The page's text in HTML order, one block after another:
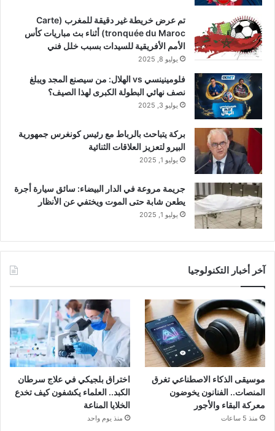
تم عرض خريطة غير دقيقة للمغرب (Carte
tronquée du Maroc) أثناء بث مباريات كأس
الأمم الأفريقية للسيدات بسبب خلل فني
يوليو 8, 2025
فلومينينسي vs الهلال: من سيصنع المجد ويبلغ
نصف نهائي البطولة الكبرى لهذا الصيف؟
يوليو 3, 2025
بركة يتباحث بالرباط مع رئيس كونغرس جمهورية
البيرو لتعزيز العلاقات الثنائية
يوليو 1, 2025
جريمة مروعة في الدار البيضاء: سائق سيارة أجرة
يطعن شابة حتى الموت ويختفي عن الأنظار
يوليو 1, 2025
آخر أخبار التكنولوجيا
موسيقى الذكاء الاصطناعي تغرق
المنصات.. الفنانون يخوضون
معركة البقاء والأجور
منذ 5 ساعات
اختراق بلجيكي في علاج سرطان
الكبد.. العلماء يكشفون كيف تخدع
الخلايا المناعة
منذ يوم واحد